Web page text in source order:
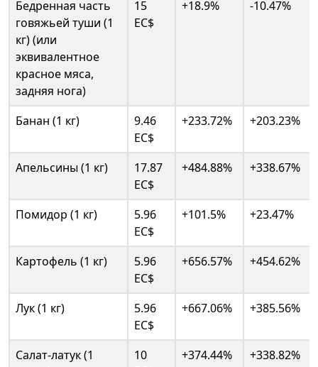
Бедренная часть
говяжьей туши (1
кг) (или
эквивалентное
красное мяса,
задняя нога)
15
EC$
+18.9% -10.47%
Банан (1 кг)
9.46
EC$
+233.72% +203.23%
Апельсины (1 кг)
17.87
EC$
+484.88% +338.67%
Помидор (1 кг)
5.96
EC$
+101.5% +23.47%
Картофель (1 кг)
5.96
EC$
+656.57% +454.62%
Лук (1 кг)
5.96
EC$
+667.06% +385.56%
Салат-латук (1
10
+374.44% +338.82%